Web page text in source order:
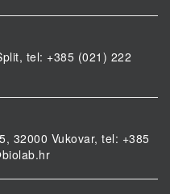
tel: +385 (021) 222
32000 Vukovar, tel: +385